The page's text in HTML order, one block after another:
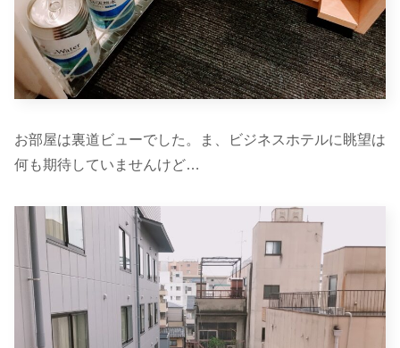
お部屋は裏道ビューでした。ま、ビジネスホテルに眺望は
何も期待していませんけど…